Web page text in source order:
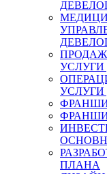
УСЛУГИ
УСЛУГИ
ПЛАНА